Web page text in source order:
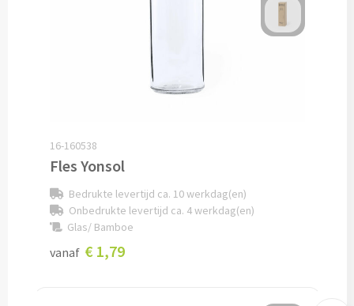
Snoepblikken bedrukken
Kauwgom bedrukken
Alle snoep artikelen
Koeken & Chips
16-160538
Fles Yonsol
Bedrukte levertijd ca. 10 werkdag(en)
Onbedrukte levertijd ca. 4 werkdag(en)
Glas/ Bamboe
vanaf € 1,79